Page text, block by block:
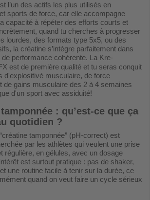
l’un des actifs les plus utilisés en
sports de force, car elle accompagne
capacité à répéter des efforts courts et
quand tu cherches à progresser
lourdes, des formats type 5x5, ou des
la créatine s’intègre parfaitement dans
de performance cohérente. La Kre-
est de première qualité et tu seras conquit
d'explositivé musculaire, de force
de gains musculaire des 2 à 4 semaines
d'un sport avec assiduité!
: qu’est-ce que ça
quotidien ?
tamponnée” (pH-correct) est
par les athlètes qui veulent une prise
régulière, en gélules, avec un dosage
est surtout pratique : pas de shaker,
une routine facile à tenir sur la durée, ce
quand on veut faire un cycle sérieux